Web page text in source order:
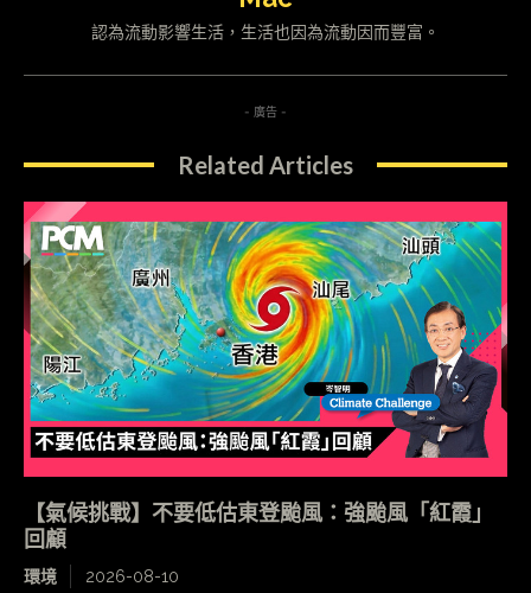
認為流動影響生活，生活也因為流動因而豐富。
- 廣告 -
Related Articles
【氣候挑戰】不要低估東登颱風：強颱風「紅霞」
回顧
環境 2026-08-10